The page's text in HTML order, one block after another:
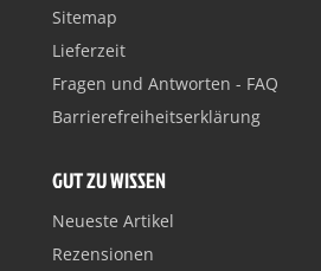
Sitemap
Lieferzeit
Fragen und Antworten - FAQ
Barrierefreiheitserklärung
GUT ZU WISSEN
Neueste Artikel
Rezensionen